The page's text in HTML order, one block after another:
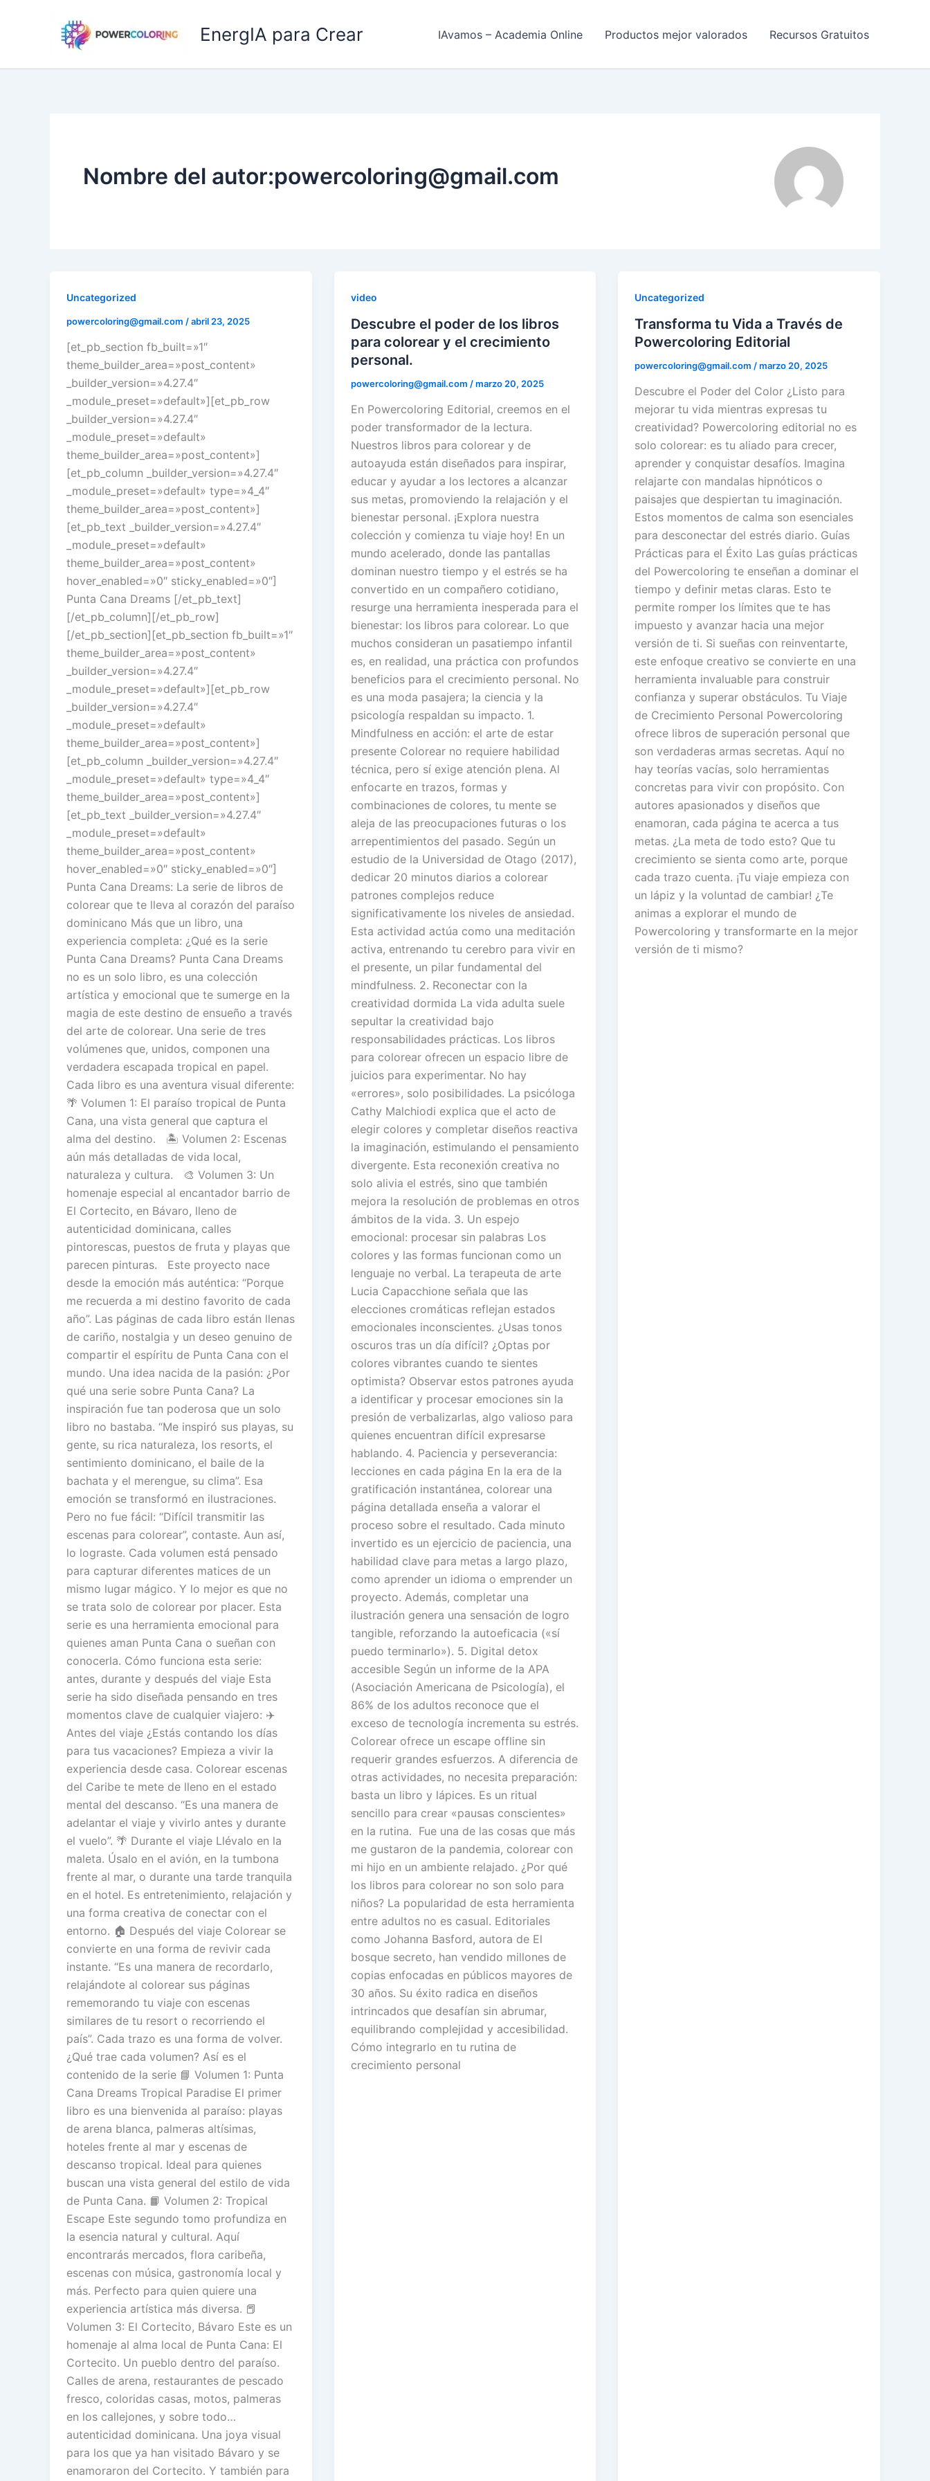
EnergIA para Crear IAvamos – Academia Online Productos mejor valorados Recursos Gratuitos
Nombre del autor:powercoloring@gmail.com
Uncategorized
powercoloring@gmail.com /abril 23, 2025
[et_pb_section fb_built=»1″
theme_builder_area=»post_content»
_builder_version=»4.27.4″
_module_preset=»default»][et_pb_row
_builder_version=»4.27.4″
_module_preset=»default»
theme_builder_area=»post_content»]
[et_pb_column _builder_version=»4.27.4″
_module_preset=»default» type=»4_4″
theme_builder_area=»post_content»]
[et_pb_text _builder_version=»4.27.4″
_module_preset=»default»
theme_builder_area=»post_content»
hover_enabled=»0″ sticky_enabled=»0″]
Punta Cana Dreams [/et_pb_text]
[/et_pb_column][/et_pb_row]
[/et_pb_section][et_pb_section fb_built=»1″
theme_builder_area=»post_content»
_builder_version=»4.27.4″
_module_preset=»default»][et_pb_row
_builder_version=»4.27.4″
_module_preset=»default»
theme_builder_area=»post_content»]
[et_pb_column _builder_version=»4.27.4″
_module_preset=»default» type=»4_4″
theme_builder_area=»post_content»]
[et_pb_text _builder_version=»4.27.4″
_module_preset=»default»
theme_builder_area=»post_content»
hover_enabled=»0″ sticky_enabled=»0″]
Punta Cana Dreams: La serie de libros de
colorear que te lleva al corazón del paraíso
dominicano Más que un libro, una
experiencia completa: ¿Qué es la serie
Punta Cana Dreams? Punta Cana Dreams
no es un solo libro, es una colección
artística y emocional que te sumerge en la
magia de este destino de ensueño a través
del arte de colorear. Una serie de tres
volúmenes que, unidos, componen una
verdadera escapada tropical en papel.
Cada libro es una aventura visual diferente:
🌴 Volumen 1: El paraíso tropical de Punta
Cana, una vista general que captura el
alma del destino. 🏝️ Volumen 2: Escenas
aún más detalladas de vida local,
naturaleza y cultura. 🎨 Volumen 3: Un
homenaje especial al encantador barrio de
El Cortecito, en Bávaro, lleno de
autenticidad dominicana, calles
pintorescas, puestos de fruta y playas que
parecen pinturas. Este proyecto nace
desde la emoción más auténtica: “Porque
me recuerda a mi destino favorito de cada
año”. Las páginas de cada libro están llenas
de cariño, nostalgia y un deseo genuino de
compartir el espíritu de Punta Cana con el
mundo. Una idea nacida de la pasión: ¿Por
qué una serie sobre Punta Cana? La
inspiración fue tan poderosa que un solo
libro no bastaba. “Me inspiró sus playas, su
gente, su rica naturaleza, los resorts, el
sentimiento dominicano, el baile de la
bachata y el merengue, su clima”. Esa
emoción se transformó en ilustraciones.
Pero no fue fácil: “Difícil transmitir las
escenas para colorear”, contaste. Aun así,
lo lograste. Cada volumen está pensado
para capturar diferentes matices de un
mismo lugar mágico. Y lo mejor es que no
se trata solo de colorear por placer. Esta
serie es una herramienta emocional para
quienes aman Punta Cana o sueñan con
conocerla. Cómo funciona esta serie:
antes, durante y después del viaje Esta
serie ha sido diseñada pensando en tres
momentos clave de cualquier viajero: ✈️
Antes del viaje ¿Estás contando los días
para tus vacaciones? Empieza a vivir la
experiencia desde casa. Colorear escenas
del Caribe te mete de lleno en el estado
mental del descanso. “Es una manera de
adelantar el viaje y vivirlo antes y durante
el vuelo”. 🌴 Durante el viaje Llévalo en la
maleta. Úsalo en el avión, en la tumbona
frente al mar, o durante una tarde tranquila
en el hotel. Es entretenimiento, relajación y
una forma creativa de conectar con el
entorno. 🏠 Después del viaje Colorear se
convierte en una forma de revivir cada
instante. “Es una manera de recordarlo,
relajándote al colorear sus páginas
rememorando tu viaje con escenas
similares de tu resort o recorriendo el
país”. Cada trazo es una forma de volver.
¿Qué trae cada volumen? Así es el
contenido de la serie 📘 Volumen 1: Punta
Cana Dreams Tropical Paradise El primer
libro es una bienvenida al paraíso: playas
de arena blanca, palmeras altísimas,
hoteles frente al mar y escenas de
descanso tropical. Ideal para quienes
buscan una vista general del estilo de vida
de Punta Cana. 📙 Volumen 2: Tropical
Escape Este segundo tomo profundiza en
la esencia natural y cultural. Aquí
encontrarás mercados, flora caribeña,
escenas con música, gastronomía local y
más. Perfecto para quien quiere una
experiencia artística más diversa. 📕
Volumen 3: El Cortecito, Bávaro Este es un
homenaje al alma local de Punta Cana: El
Cortecito. Un pueblo dentro del paraíso.
Calles de arena, restaurantes de pescado
fresco, coloridas casas, motos, palmeras
en los callejones, y sobre todo…
autenticidad dominicana. Una joya visual
para los que ya han visitado Bávaro y se
enamoraron del Cortecito. Y también para
video
Descubre el poder de los libros
para colorear y el crecimiento
personal.
powercoloring@gmail.com /marzo 20, 2025
En Powercoloring Editorial, creemos en el
poder transformador de la lectura.
Nuestros libros para colorear y de
autoayuda están diseñados para inspirar,
educar y ayudar a los lectores a alcanzar
sus metas, promoviendo la relajación y el
bienestar personal. ¡Explora nuestra
colección y comienza tu viaje hoy! En un
mundo acelerado, donde las pantallas
dominan nuestro tiempo y el estrés se ha
convertido en un compañero cotidiano,
resurge una herramienta inesperada para el
bienestar: los libros para colorear. Lo que
muchos consideran un pasatiempo infantil
es, en realidad, una práctica con profundos
beneficios para el crecimiento personal. No
es una moda pasajera; la ciencia y la
psicología respaldan su impacto. 1.
Mindfulness en acción: el arte de estar
presente Colorear no requiere habilidad
técnica, pero sí exige atención plena. Al
enfocarte en trazos, formas y
combinaciones de colores, tu mente se
aleja de las preocupaciones futuras o los
arrepentimientos del pasado. Según un
estudio de la Universidad de Otago (2017),
dedicar 20 minutos diarios a colorear
patrones complejos reduce
significativamente los niveles de ansiedad.
Esta actividad actúa como una meditación
activa, entrenando tu cerebro para vivir en
el presente, un pilar fundamental del
mindfulness. 2. Reconectar con la
creatividad dormida La vida adulta suele
sepultar la creatividad bajo
responsabilidades prácticas. Los libros
para colorear ofrecen un espacio libre de
juicios para experimentar. No hay
«errores», solo posibilidades. La psicóloga
Cathy Malchiodi explica que el acto de
elegir colores y completar diseños reactiva
la imaginación, estimulando el pensamiento
divergente. Esta reconexión creativa no
solo alivia el estrés, sino que también
mejora la resolución de problemas en otros
ámbitos de la vida. 3. Un espejo
emocional: procesar sin palabras Los
colores y las formas funcionan como un
lenguaje no verbal. La terapeuta de arte
Lucia Capacchione señala que las
elecciones cromáticas reflejan estados
emocionales inconscientes. ¿Usas tonos
oscuros tras un día difícil? ¿Optas por
colores vibrantes cuando te sientes
optimista? Observar estos patrones ayuda
a identificar y procesar emociones sin la
presión de verbalizarlas, algo valioso para
quienes encuentran difícil expresarse
hablando. 4. Paciencia y perseverancia:
lecciones en cada página En la era de la
gratificación instantánea, colorear una
página detallada enseña a valorar el
proceso sobre el resultado. Cada minuto
invertido es un ejercicio de paciencia, una
habilidad clave para metas a largo plazo,
como aprender un idioma o emprender un
proyecto. Además, completar una
ilustración genera una sensación de logro
tangible, reforzando la autoeficacia («sí
puedo terminarlo»). 5. Digital detox
accesible Según un informe de la APA
(Asociación Americana de Psicología), el
86% de los adultos reconoce que el
exceso de tecnología incrementa su estrés.
Colorear ofrece un escape offline sin
requerir grandes esfuerzos. A diferencia de
otras actividades, no necesita preparación:
basta un libro y lápices. Es un ritual
sencillo para crear «pausas conscientes»
en la rutina. Fue una de las cosas que más
me gustaron de la pandemia, colorear con
mi hijo en un ambiente relajado. ¿Por qué
los libros para colorear no son solo para
niños? La popularidad de esta herramienta
entre adultos no es casual. Editoriales
como Johanna Basford, autora de El
bosque secreto, han vendido millones de
copias enfocadas en públicos mayores de
30 años. Su éxito radica en diseños
intrincados que desafían sin abrumar,
equilibrando complejidad y accesibilidad.
Cómo integrarlo en tu rutina de
crecimiento personal
Uncategorized
Transforma tu Vida a Través de
Powercoloring Editorial
powercoloring@gmail.com /marzo 20, 2025
Descubre el Poder del Color ¿Listo para
mejorar tu vida mientras expresas tu
creatividad? Powercoloring editorial no es
solo colorear: es tu aliado para crecer,
aprender y conquistar desafíos. Imagina
relajarte con mandalas hipnóticos o
paisajes que despiertan tu imaginación.
Estos momentos de calma son esenciales
para desconectar del estrés diario. Guías
Prácticas para el Éxito Las guías prácticas
del Powercoloring te enseñan a dominar el
tiempo y definir metas claras. Esto te
permite romper los límites que te has
impuesto y avanzar hacia una mejor
versión de ti. Si sueñas con reinventarte,
este enfoque creativo se convierte en una
herramienta invaluable para construir
confianza y superar obstáculos. Tu Viaje
de Crecimiento Personal Powercoloring
ofrece libros de superación personal que
son verdaderas armas secretas. Aquí no
hay teorías vacías, solo herramientas
concretas para vivir con propósito. Con
autores apasionados y diseños que
enamoran, cada página te acerca a tus
metas. ¿La meta de todo esto? Que tu
crecimiento se sienta como arte, porque
cada trazo cuenta. ¡Tu viaje empieza con
un lápiz y la voluntad de cambiar! ¿Te
animas a explorar el mundo de
Powercoloring y transformarte en la mejor
versión de ti mismo?